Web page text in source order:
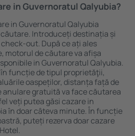
in Guvernoratul Qalyubia?
in Guvernoratul Qalyubia
Introduceți destinația și
out. După ce ați ales
motorul de căutare va afișa
in Guvernoratul Qalyubia.
funcție de tipul proprietăţii,
oaspeților, distanța față de
anulare gratuită va face căutarea
veți putea găsi cazare in
în doar câteva minute. În funcție
puteți rezerva doar cazare